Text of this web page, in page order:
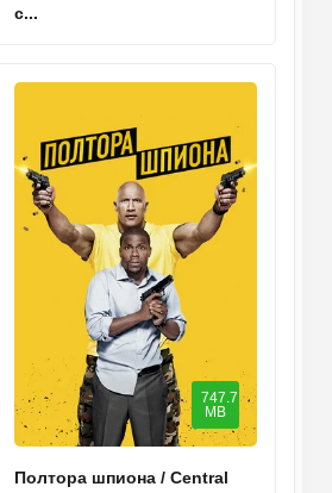
с...
747.7
MB
Полтора шпиона / Central